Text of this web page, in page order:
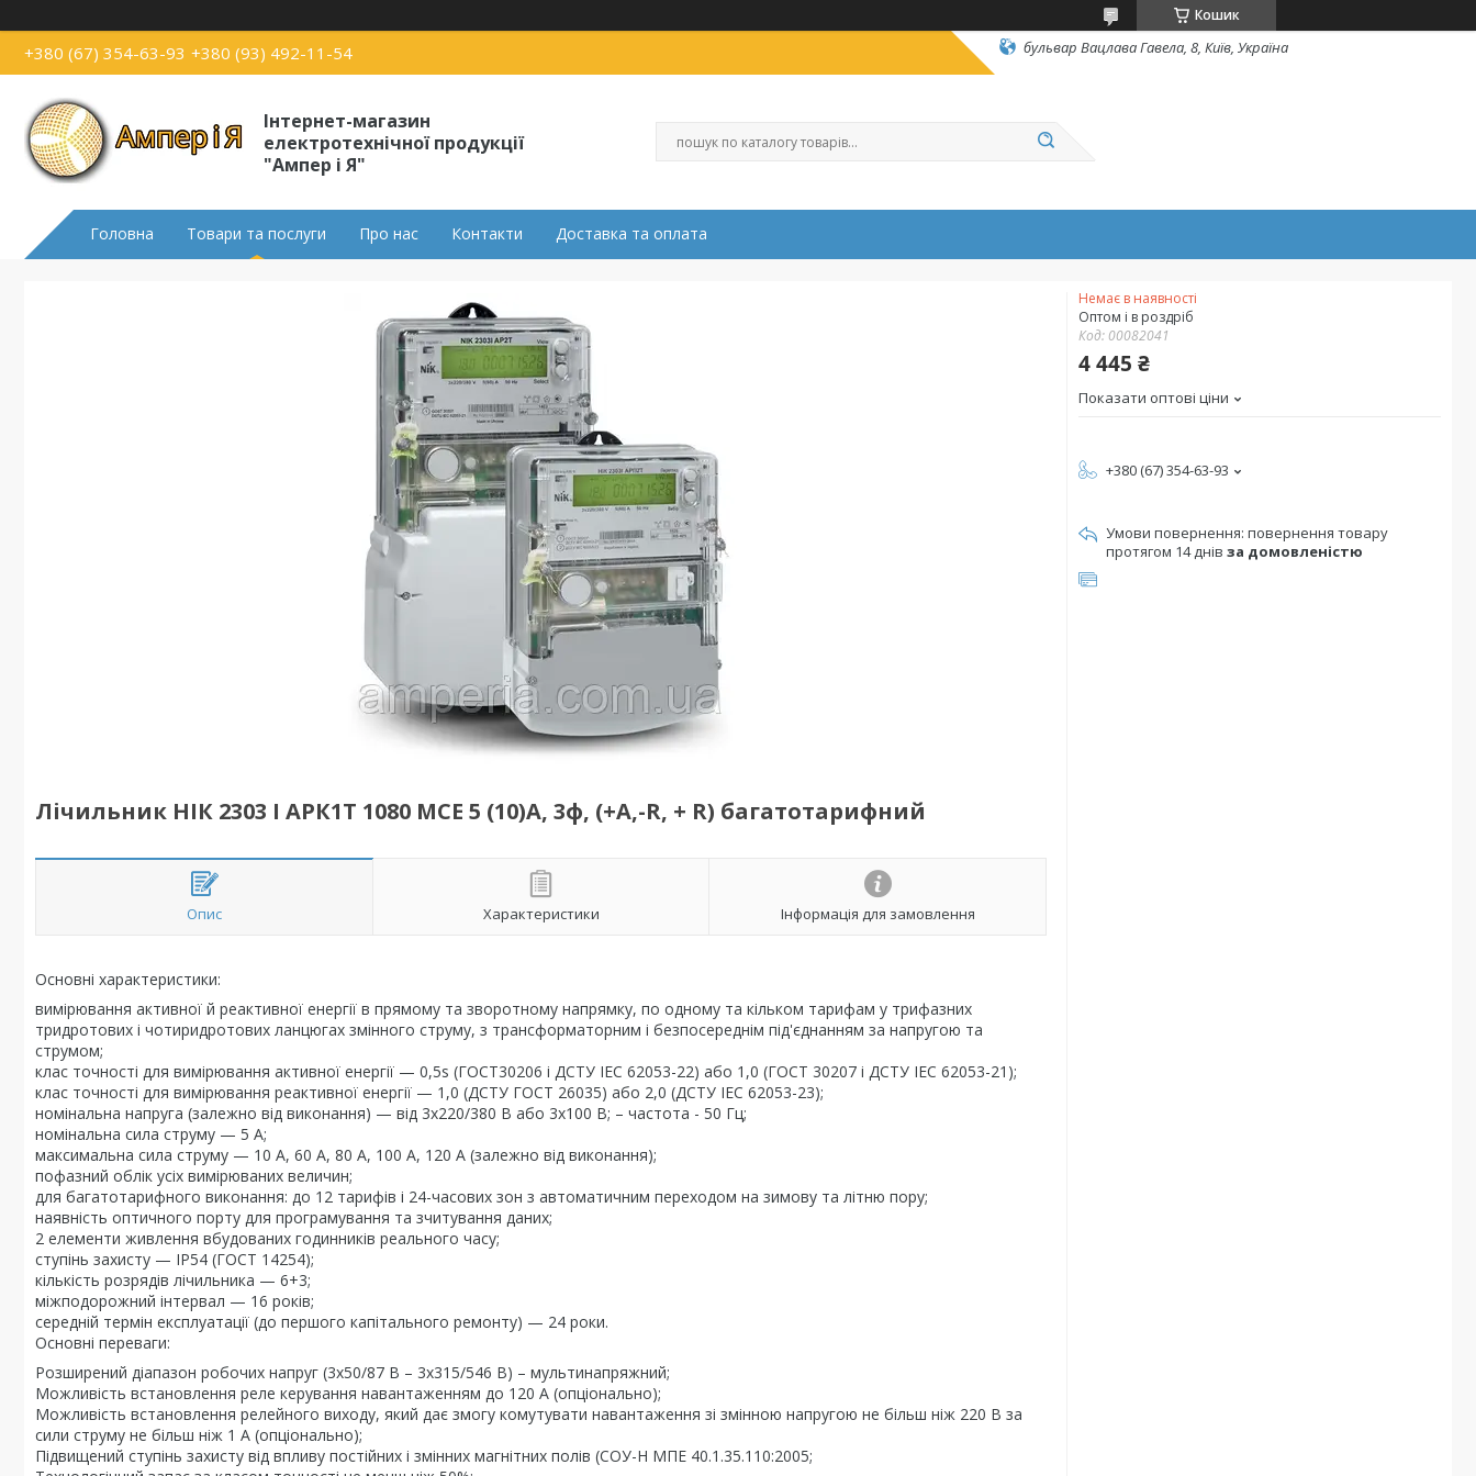
Кошик
+380 (67) 354-63-93 +380 (93) 492-11-54 бульвар Вацлава Гавела, 8, Київ, Україна
Інтернет-магазин
електротехнічної продукції
"Ампер і Я"
Головна Товари та послуги Про нас Контакти Доставка та оплата
Лічильник НІК 2303 I АРК1Т 1080 МСЕ 5 (10)А, 3ф, (+А,-R, + R) багатотарифний
Опис Характеристики Інформація для замовлення
Основні характеристики:
вимірювання активної й реактивної енергії в прямому та зворотному напрямку, по одному та кільком тарифам у трифазних
тридротових і чотиридротових ланцюгах змінного струму, з трансформаторним і безпосереднім під'єднанням за напругою та
струмом;
клас точності для вимірювання активної енергії — 0,5s (ГОСТ30206 і ДСТУ IEC 62053-22) або 1,0 (ГОСТ 30207 і ДСТУ IEC 62053-21);
клас точності для вимірювання реактивної енергії — 1,0 (ДСТУ ГОСТ 26035) або 2,0 (ДСТУ IEC 62053-23);
номінальна напруга (залежно від виконання) — від 3х220/380 В або 3х100 В; – частота - 50 Гц;
номінальна сила струму — 5 А;
максимальна сила струму — 10 А, 60 А, 80 А, 100 А, 120 А (залежно від виконання);
пофазний облік усіх вимірюваних величин;
для багатотарифного виконання: до 12 тарифів і 24-часових зон з автоматичним переходом на зимову та літню пору;
наявність оптичного порту для програмування та зчитування даних;
2 елементи живлення вбудованих годинників реального часу;
ступінь захисту — ІР54 (ГОСТ 14254);
кількість розрядів лічильника — 6+3;
міжподорожний інтервал — 16 років;
середній термін експлуатації (до першого капітального ремонту) — 24 роки.
Основні переваги:
Розширений діапазон робочих напруг (3х50/87 В – 3х315/546 В) – мультинапряжний;
Можливість встановлення реле керування навантаженням до 120 А (опціонально);
Можливість встановлення релейного виходу, який дає змогу комутувати навантаження зі змінною напругою не більш ніж 220 В за
сили струму не більш ніж 1 А (опціонально);
Підвищений ступінь захисту від впливу постійних і змінних магнітних полів (СОУ-Н МПЕ 40.1.35.110:2005;
Немає в наявності
Оптом і в роздріб
Код: 00082041
4 445 ₴
Показати оптові ціни
+380 (67) 354-63-93
повернення товару
протягом 14 днів за домовленістю